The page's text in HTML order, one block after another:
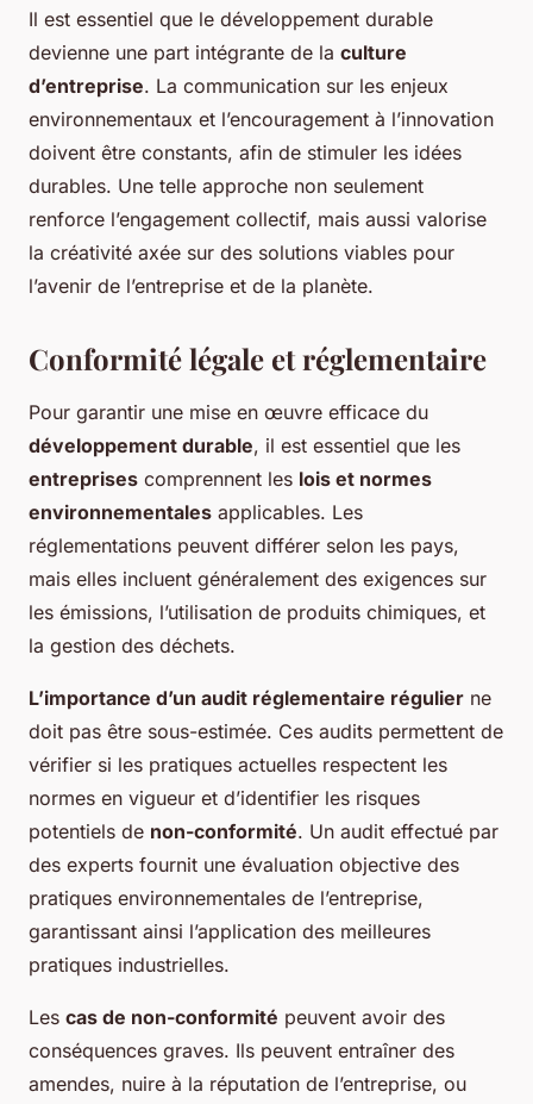
Il est essentiel que le développement durable
devienne une part intégrante de la culture
d’entreprise. La communication sur les enjeux
environnementaux et l’encouragement à l’innovation
doivent être constants, afin de stimuler les idées
durables. Une telle approche non seulement
renforce l’engagement collectif, mais aussi valorise
la créativité axée sur des solutions viables pour
l’avenir de l’entreprise et de la planète.
Conformité légale et réglementaire
Pour garantir une mise en œuvre efficace du
développement durable, il est essentiel que les
entreprises comprennent les lois et normes
environnementales applicables. Les
réglementations peuvent différer selon les pays,
mais elles incluent généralement des exigences sur
les émissions, l’utilisation de produits chimiques, et
la gestion des déchets.
L’importance d’un audit réglementaire régulier ne
doit pas être sous-estimée. Ces audits permettent de
vérifier si les pratiques actuelles respectent les
normes en vigueur et d’identifier les risques
potentiels de non-conformité. Un audit effectué par
des experts fournit une évaluation objective des
pratiques environnementales de l’entreprise,
garantissant ainsi l’application des meilleures
pratiques industrielles.
Les cas de non-conformité peuvent avoir des
conséquences graves. Ils peuvent entraîner des
amendes, nuire à la réputation de l’entreprise, ou